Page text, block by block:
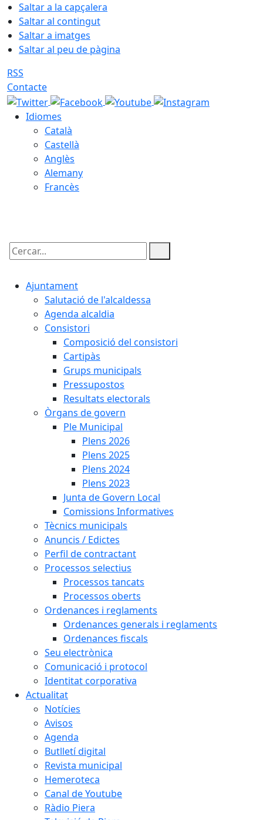
Saltar a la capçalera
Saltar al contingut
Saltar a imatges
Saltar al peu de pàgina
RSS
Contacte
Idiomes
Català
Castellà
Anglès
Alemany
Francès
Cercar:
Ajuntament
Salutació de l'alcaldessa
Agenda alcaldia
Consistori
Composició del consistori
Cartipàs
Grups municipals
Pressupostos
Resultats electorals
Òrgans de govern
Ple Municipal
Plens 2026
Plens 2025
Plens 2024
Plens 2023
Junta de Govern Local
Comissions Informatives
Tècnics municipals
Anuncis / Edictes
Perfil de contractant
Processos selectius
Processos tancats
Processos oberts
Ordenances i reglaments
Ordenances generals i reglaments
Ordenances fiscals
Seu electrònica
Comunicació i protocol
Identitat corporativa
Actualitat
Notícies
Avisos
Agenda
Butlletí digital
Revista municipal
Hemeroteca
Canal de Youtube
Ràdio Piera